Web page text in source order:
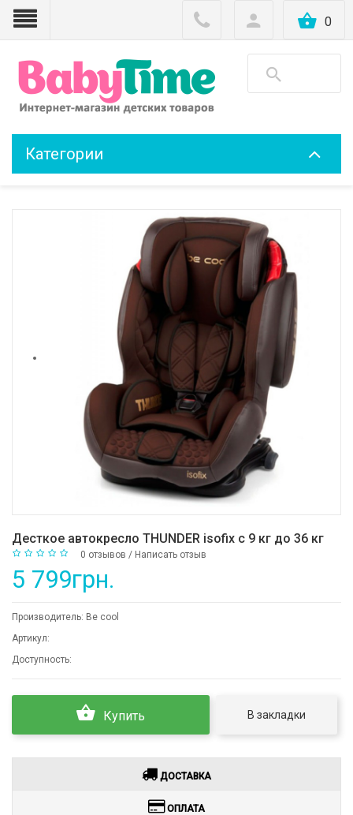
0
Категории
Десткое автокресло THUNDER isofix c 9 кг до 36 кг
0 отзывов / Написать отзыв
5 799грн.
Производитель: Be cool
Артикул:
Доступность:
Купить В закладки
ДОСТАВКА
ОПЛАТА